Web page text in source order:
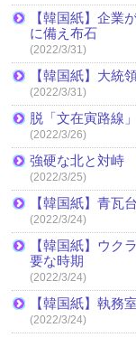
【韓国紙】企
に備え布石
(2022/3/31)
【韓国紙】大統
(2022/3/31)
脱「文在寅路線
(2022/3/26)
強硬な北と対峙
(2022/3/25)
【韓国紙】青瓦
(2022/3/24)
【韓国紙】ウ
要な時期
(2022/3/24)
【韓国紙】執務
(2022/3/24)